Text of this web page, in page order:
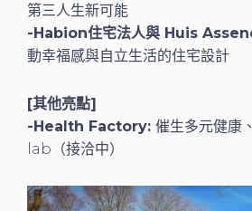
第三人生新可能
-Habion住宅法人與 Huis
動幸福感與自立生活的住宅設計
[其他亮點]
-Health Factory: 催生多元健康
lab（接洽中）